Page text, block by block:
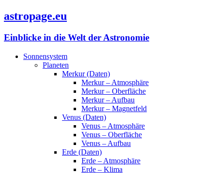
astropage.eu
Einblicke in die Welt der Astronomie
Sonnensystem
Planeten
Merkur (Daten)
Merkur – Atmosphäre
Merkur – Oberfläche
Merkur – Aufbau
Merkur – Magnetfeld
Venus (Daten)
Venus – Atmosphäre
Venus – Oberfläche
Venus – Aufbau
Erde (Daten)
Erde – Atmosphäre
Erde – Klima